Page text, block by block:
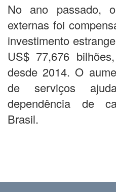
No ano passado,
externas foi
investimento
US$ 77,676
desde 2014. O
de serviços
dependência de
Brasil.